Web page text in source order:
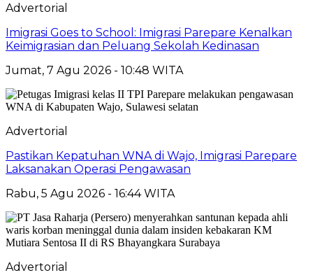
Advertorial
Imigrasi Goes to School: Imigrasi Parepare Kenalkan
Keimigrasian dan Peluang Sekolah Kedinasan
Jumat, 7 Agu 2026 - 10:48 WITA
Advertorial
Pastikan Kepatuhan WNA di Wajo, Imigrasi Parepare
Laksanakan Operasi Pengawasan
Rabu, 5 Agu 2026 - 16:44 WITA
Advertorial